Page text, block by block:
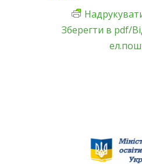
Зберегти в pdf/